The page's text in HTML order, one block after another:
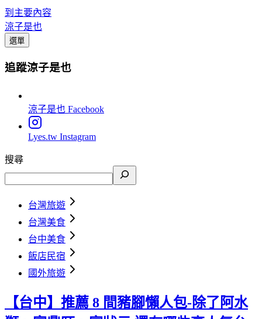
到主要內容
涼子是也
選單
追蹤涼子是也
涼子是也 Facebook
Lyes.tw Instagram
搜尋
台灣旅遊
台灣美食
台中美食
飯店民宿
國外旅遊
【台中】推薦 8 間豬腳懶人包-除了阿水